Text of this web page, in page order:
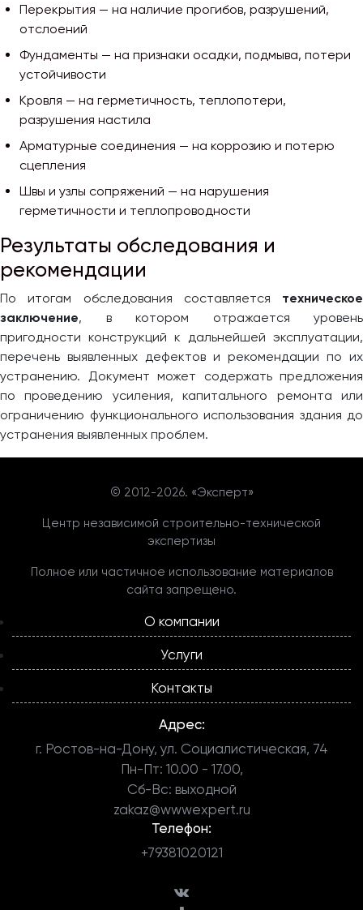
Перекрытия — на наличие прогибов, разрушений,
отслоений
Фундаменты — на признаки осадки, подмыва, потери
устойчивости
Кровля — на герметичность, теплопотери,
разрушения настила
Арматурные соединения — на коррозию и потерю
сцепления
Швы и узлы сопряжений — на нарушения
герметичности и теплопроводности
Результаты обследования и
рекомендации
По итогам обследования составляется техническое
заключение, в котором отражается уровень
пригодности конструкций к дальнейшей эксплуатации,
перечень выявленных дефектов и рекомендации по их
устранению. Документ может содержать предложения
по проведению усиления, капитального ремонта или
ограничению функционального использования здания до
устранения выявленных проблем.
© 2012-2026. «Эксперт»
Центр независимой строительно-технической
экспертизы
Полное или частичное использование материалов
сайта запрещено.
О компании
Услуги
Контакты
Адрес:
г. Ростов-на-Дону, ул. Социалистическая, 74
Пн-Пт: 10.00 - 17.00,
Сб-Вс: выходной
zakaz@wwwexpert.ru
Телефон:
+79381020121